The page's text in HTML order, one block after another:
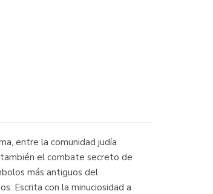
entre la comunidad judía
también el combate secreto de
más antiguos del
Escrita con la minuciosidad a